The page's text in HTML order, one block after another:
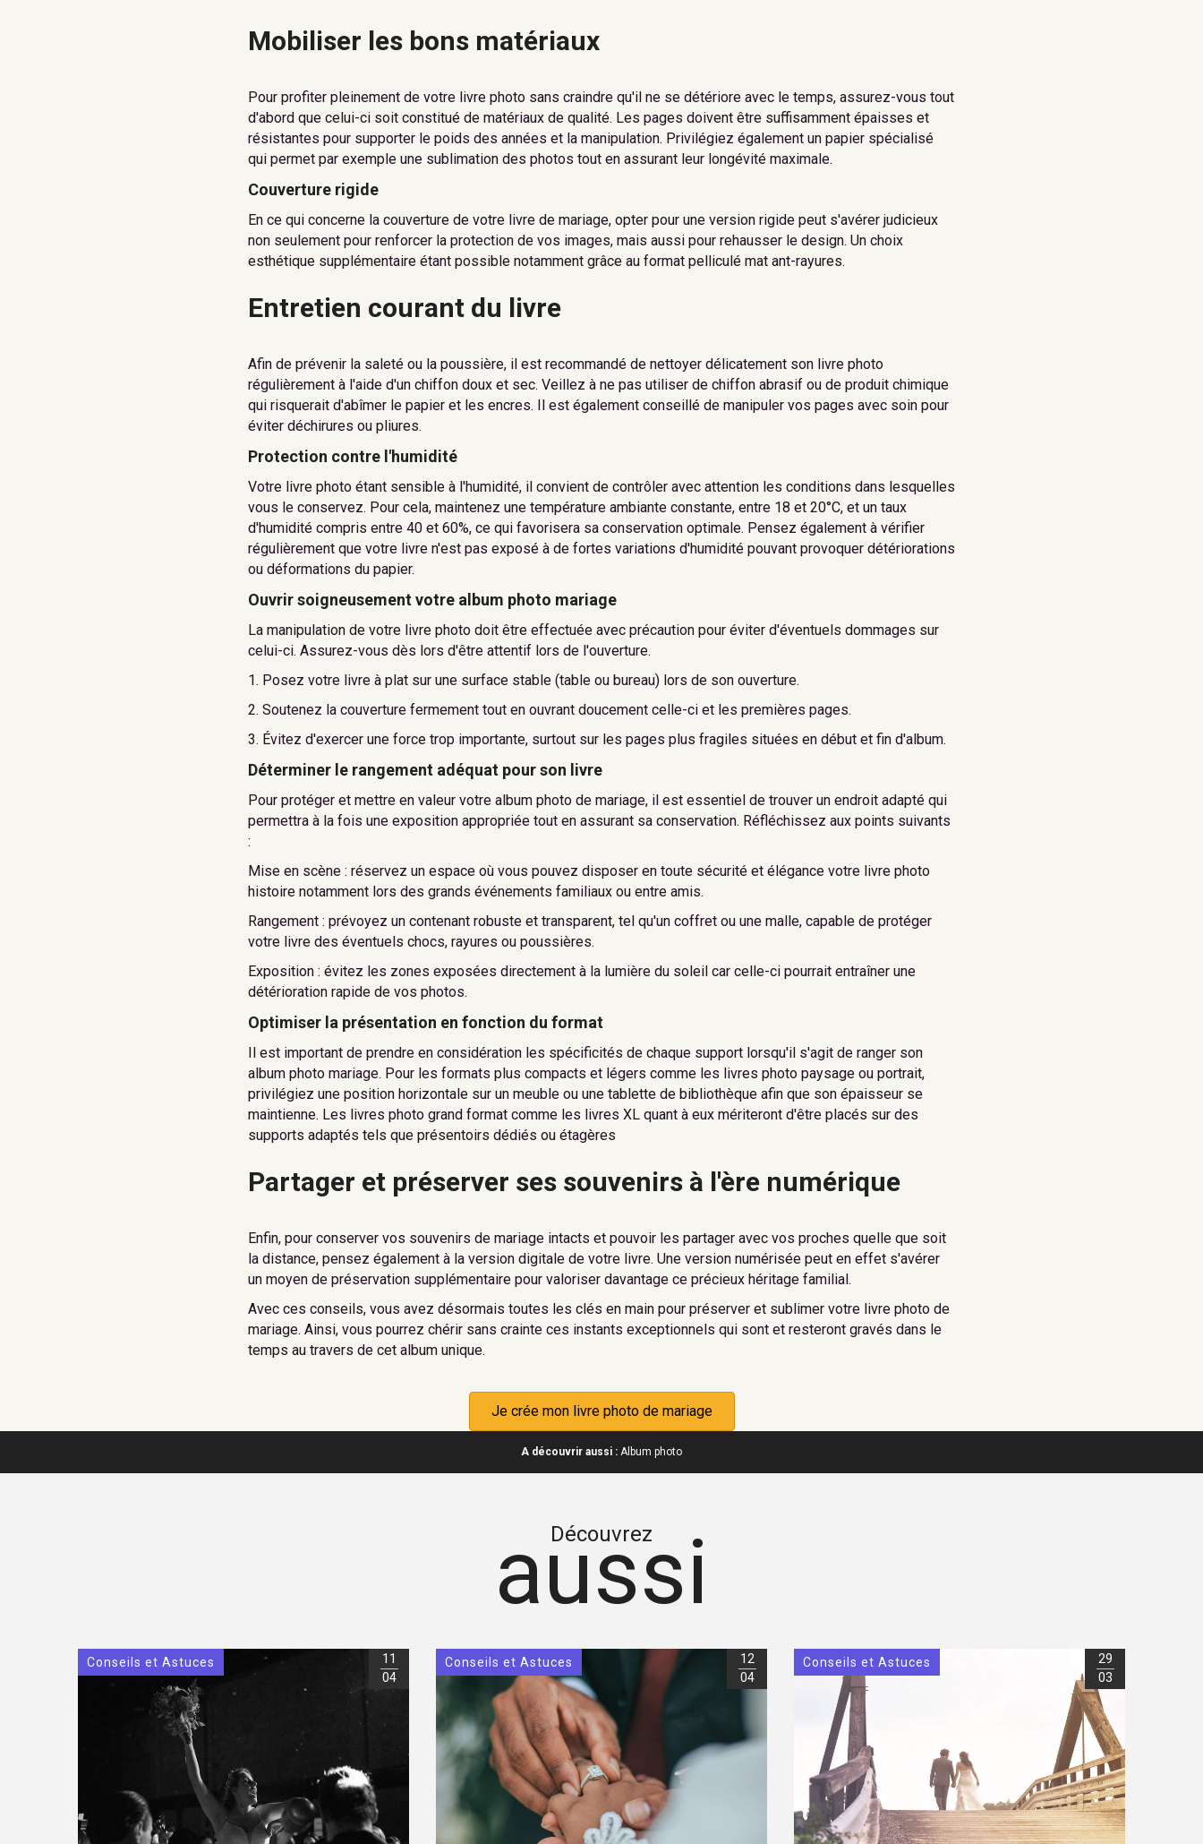
Mobiliser les bons matériaux
Pour profiter pleinement de votre livre photo sans craindre qu'il ne se détériore avec le temps, assurez-vous tout
d'abord que celui-ci soit constitué de matériaux de qualité. Les pages doivent être suffisamment épaisses et
résistantes pour supporter le poids des années et la manipulation. Privilégiez également un papier spécialisé
qui permet par exemple une sublimation des photos tout en assurant leur longévité maximale.
Couverture rigide
En ce qui concerne la couverture de votre livre de mariage, opter pour une version rigide peut s'avérer judicieux
non seulement pour renforcer la protection de vos images, mais aussi pour rehausser le design. Un choix
esthétique supplémentaire étant possible notamment grâce au format pelliculé mat ant-rayures.
Entretien courant du livre
Afin de prévenir la saleté ou la poussière, il est recommandé de nettoyer délicatement son livre photo
régulièrement à l'aide d'un chiffon doux et sec. Veillez à ne pas utiliser de chiffon abrasif ou de produit chimique
qui risquerait d'abîmer le papier et les encres. Il est également conseillé de manipuler vos pages avec soin pour
éviter déchirures ou pliures.
Protection contre l'humidité
Votre livre photo étant sensible à l'humidité, il convient de contrôler avec attention les conditions dans lesquelles
vous le conservez. Pour cela, maintenez une température ambiante constante, entre 18 et 20°C, et un taux
d'humidité compris entre 40 et 60%, ce qui favorisera sa conservation optimale. Pensez également à vérifier
régulièrement que votre livre n'est pas exposé à de fortes variations d'humidité pouvant provoquer détériorations
ou déformations du papier.
Ouvrir soigneusement votre album photo mariage
La manipulation de votre livre photo doit être effectuée avec précaution pour éviter d'éventuels dommages sur
celui-ci. Assurez-vous dès lors d'être attentif lors de l'ouverture.
1. Posez votre livre à plat sur une surface stable (table ou bureau) lors de son ouverture.
2. Soutenez la couverture fermement tout en ouvrant doucement celle-ci et les premières pages.
3. Évitez d'exercer une force trop importante, surtout sur les pages plus fragiles situées en début et fin d'album.
Déterminer le rangement adéquat pour son livre
Pour protéger et mettre en valeur votre album photo de mariage, il est essentiel de trouver un endroit adapté qui
permettra à la fois une exposition appropriée tout en assurant sa conservation. Réfléchissez aux points suivants
:
Mise en scène : réservez un espace où vous pouvez disposer en toute sécurité et élégance votre livre photo
histoire notamment lors des grands événements familiaux ou entre amis.
Rangement : prévoyez un contenant robuste et transparent, tel qu'un coffret ou une malle, capable de protéger
votre livre des éventuels chocs, rayures ou poussières.
Exposition : évitez les zones exposées directement à la lumière du soleil car celle-ci pourrait entraîner une
détérioration rapide de vos photos.
Optimiser la présentation en fonction du format
Il est important de prendre en considération les spécificités de chaque support lorsqu'il s'agit de ranger son
album photo mariage. Pour les formats plus compacts et légers comme les livres photo paysage ou portrait,
privilégiez une position horizontale sur un meuble ou une tablette de bibliothèque afin que son épaisseur se
maintienne. Les livres photo grand format comme les livres XL quant à eux mériteront d'être placés sur des
supports adaptés tels que présentoirs dédiés ou étagères
Partager et préserver ses souvenirs à l'ère numérique
Enfin, pour conserver vos souvenirs de mariage intacts et pouvoir les partager avec vos proches quelle que soit
la distance, pensez également à la version digitale de votre livre. Une version numérisée peut en effet s'avérer
un moyen de préservation supplémentaire pour valoriser davantage ce précieux héritage familial.
Avec ces conseils, vous avez désormais toutes les clés en main pour préserver et sublimer votre livre photo de
mariage. Ainsi, vous pourrez chérir sans crainte ces instants exceptionnels qui sont et resteront gravés dans le
temps au travers de cet album unique.
Je crée mon livre photo de mariage
A découvrir aussi : Album photo
Découvrez
aussi
Conseils et Astuces
11
04
Conseils et Astuces
12
04
Conseils et Astuces
29
03